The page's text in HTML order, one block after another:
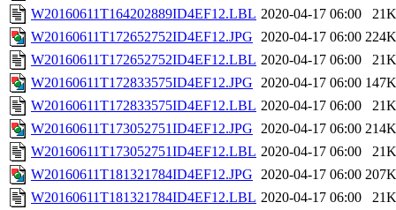
W20160611T164202889ID4EF12.LBL 2020-04-17 06:00
21K
W20160611T172652752ID4EF12.JPG 2020-04-17 06:00 224K
W20160611T172652752ID4EF12.LBL 2020-04-17 06:00
21K
W20160611T172833575ID4EF12.JPG 2020-04-17 06:00 147K
W20160611T172833575ID4EF12.LBL 2020-04-17 06:00
21K
W20160611T173052751ID4EF12.JPG 2020-04-17 06:00 214K
W20160611T173052751ID4EF12.LBL 2020-04-17 06:00
21K
W20160611T181321784ID4EF12.JPG 2020-04-17 06:00 207K
W20160611T181321784ID4EF12.LBL 2020-04-17 06:00
21K